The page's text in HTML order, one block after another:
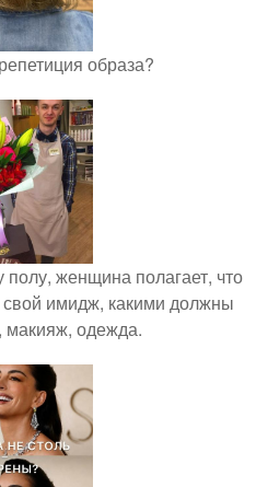
образа?
женщина полагает, что
свой имидж, какими должны
макияж, одежда.